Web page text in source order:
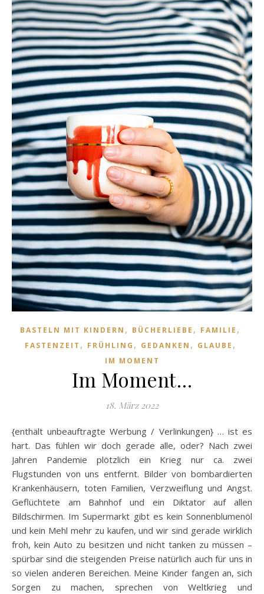
BASTELN MIT KINDERN , BÜCHERLIEBE , FAMILIE ,
FASTENZEIT , FRÜHLING , GEDANKEN , GLAUBE ,
IM MOMENT
Im Moment…
18. März 2022
{enthält unbeauftragte Werbung / Verlinkungen} … ist es
hart. Das fühlen wir doch gerade alle, oder? Nach zwei
Jahren Pandemie plötzlich ein Krieg nur ca. zwei
Flugstunden von uns entfernt. Bilder von bombardierten
Krankenhäusern, toten Familien, Verzweiflung und Angst.
Geflüchtete am Bahnhof und ein Diktator auf allen
Bildschirmen. Im Supermarkt gibt es kein Sonnenblumenöl
und kein Mehl mehr zu kaufen, und wir sind gerade wirklich
froh, kein Auto zu besitzen und nicht tanken zu müssen –
spürbar sind die steigenden Preise natürlich auch für uns in
so vielen anderen Bereichen. Meine Kinder fangen an, sich
Sorgen zu machen, sprechen von Weltkrieg und